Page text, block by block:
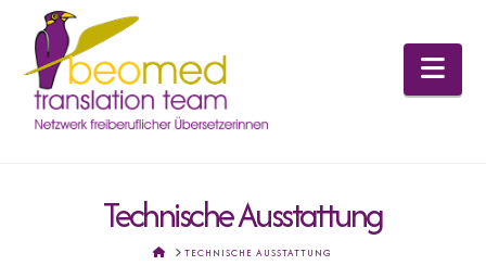
Technische Ausstattung
HOMETECHNISCHE AUSSTATTUNG